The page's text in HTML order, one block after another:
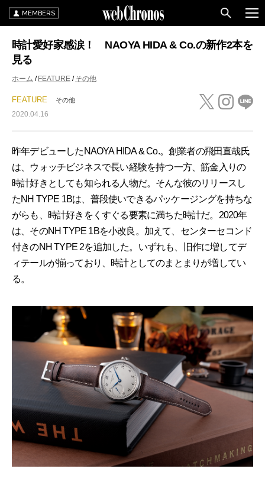
MEMBERS
時計愛好家感涙！ NAOYA HIDA & Co.の新作2本を
見る
ホーム FEATURE その他
FEATURE その他
2020.04.16
昨年デビューしたNAOYA HIDA & Co.。創業者の飛田直哉氏
は、ウォッチビジネスで長い経験を持つ一方、筋金入りの
時計好きとしても知られる人物だ。そんな彼のリリースし
たNH TYPE 1Bは、普段使いできるパッケージングを持ちな
がらも、時計好きをくすぐる要素に満ちた時計だ。2020年
は、そのNH TYPE 1Bを小改良。加えて、センターセコンド
付きのNH TYPE 2を追加した。いずれも、旧作に増してデ
ィテールが揃っており、時計としてのまとまりが増してい
る。